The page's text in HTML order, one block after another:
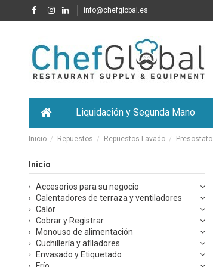
info@chefglobal.es
Liquidación y Segunda Mano
Inicio Repuestos Repuestos Lavado Presostato
Inicio
Accesorios para su negocio
Calentadores de terraza y ventiladores
Calor
Cobrar y Registrar
Monouso de alimentación
Cuchillería y afiladores
Envasado y Etiquetado